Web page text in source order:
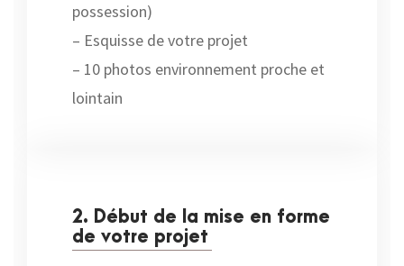
possession)
– Esquisse de votre projet
– 10 photos environnement proche et
lointain
2. Début de la mise en forme
de votre projet